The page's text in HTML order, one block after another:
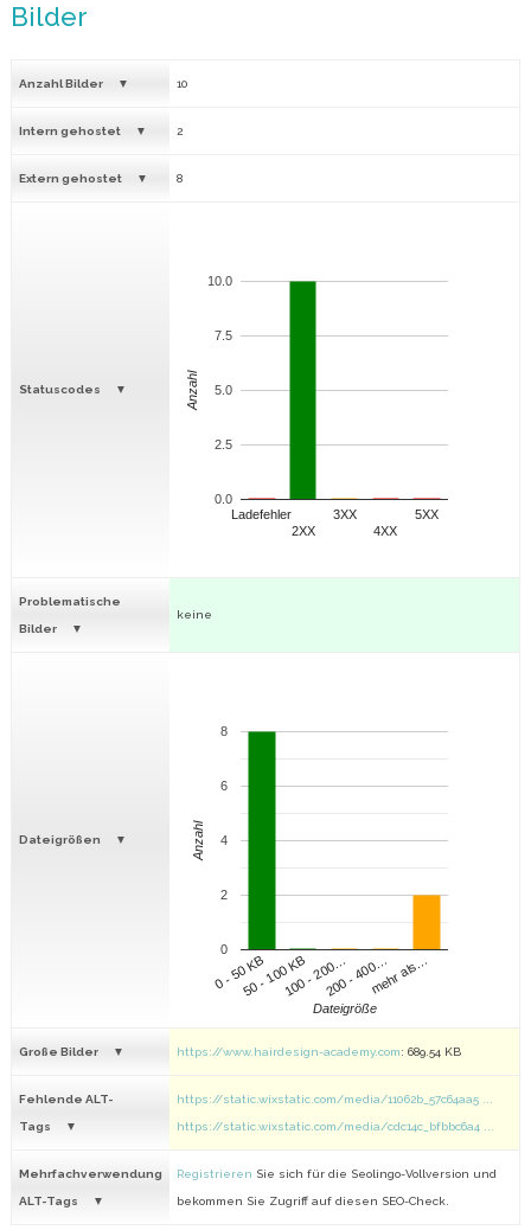
Bilder
Anzahl Bilder 10
Intern gehostet 2
Extern gehostet 8
Statuscodes
Ladefehler
2XX
3XX
4XX
5XX
0.0
2.5
5.0
7.5
10.0
Anzahl
Problematische
Bilder
keine
Dateigrößen
0 - 50 KB50 - 100 KB100 - 200…200 - 400…mehr als…
0
2
4
6
8
Dateigröße
Anzahl
Große Bilder https://www.hairdesign-academy.com: 689.54 KB
Fehlende ALT-
Tags
https://static.wixstatic.com/media/11062b_57c64aa5 ...
https://static.wixstatic.com/media/cdc14c_bfbbc6a4 ...
Mehrfachverwendung
ALT-Tags
Registrieren Sie sich für die Seolingo-Vollversion und
bekommen Sie Zugriff auf diesen SEO-Check.